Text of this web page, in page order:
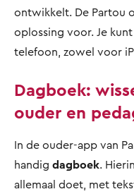
ontwikkelt. De Partou
oplossing voor. Je
telefoon, zowel voor
Dagboek:
ouder en
In de ouder-app van
handig dagboek.
allemaal doet, met